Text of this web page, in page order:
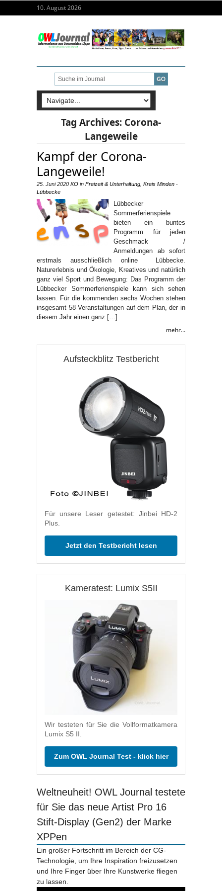
10. August 2026
Tag Archives: Corona-
Langeweile
Kampf der Corona-
Langeweile!
25. Juni 2020 KO in Freizeit & Unterhaltung Kreis Minden -
Lübbecke
Lübbecker
Sommerferienspiele
bieten ein buntes
Programm für jeden
Geschmack /
Anmeldungen ab sofort
erstmals ausschließlich online Lübbecke.
Naturerlebnis und Ökologie, Kreatives und natürlich
ganz viel Sport und Bewegung: Das Programm der
Lübbecker Sommerferienspiele kann sich sehen
lassen. Für die kommenden sechs Wochen stehen
insgesamt 58 Veranstaltungen auf dem Plan, der in
diesem Jahr einen ganz […]
mehr...
Aufsteckblitz Testbericht
Für unsere Leser getestet: Jinbei HD-2
Plus.
Jetzt den Testbericht lesen
Kameratest: Lumix S5II
Wir testeten für Sie die Vollformatkamera
Lumix S5 II.
Zum OWL Journal Test - klick hier
Weltneuheit! OWL Journal testete
für Sie das neue Artist Pro 16
Stift-Display (Gen2) der Marke
XPPen
Ein großer Fortschritt im Bereich der CG-
Technologie, um Ihre Inspiration freizusetzen
und Ihre Finger über Ihre Kunstwerke fliegen
zu lassen.